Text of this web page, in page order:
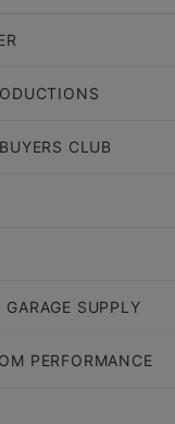
CLUB
GARAGE SUPPLY
PERFORMANCE